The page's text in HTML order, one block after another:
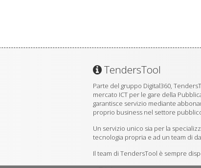
TendersTool
Parte del gruppo Digital360,
mercato ICT per le gare della
garantisce servizio mediante
proprio business nel settore
Un servizio unico sia per la
tecnologia propria e ad un team di
Il team di TendersTool è sempre